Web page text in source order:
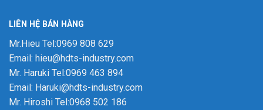
LIÊN HỆ BÁN HÀNG
Mr.Hieu Tel:0969 808 629
Email: hieu@hdts-industry.com
Mr. Haruki Tel:0969 463 894
Email: Haruki@hdts-industry.com
Mr. Hiroshi Tel:0968 502 186